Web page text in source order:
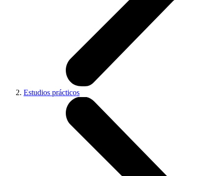
Estudios prácticos